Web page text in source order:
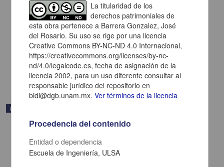
La administración de propiedad en condominio de inmuebles para
el Distrito Federal
Barrios Fletes, Gerardo
Ciencias Sociales y Económicas
Trabajo de grado
La titularidad de los
derechos patrimoniales de
esta obra pertenece a Barrera Gonzalez, José
del Rosario. Su uso se rige por una licencia
Creative Commons BY-NC-ND 4.0 Internacional,
https://creativecommons.org/licenses/by-nc-
nd/4.0/legalcode.es, fecha de asignación de la
licencia 2002, para un uso diferente consultar al
responsable jurídico del repositorio en
bidi@dgb.unam.mx.Ver términos de la licencia
Procedencia del contenido
Entidad o dependencia
Escuela de Ingeniería, ULSA